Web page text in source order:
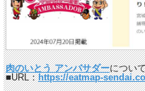
肉のいとう アンバサダーについ
■URL：https://eatmap-